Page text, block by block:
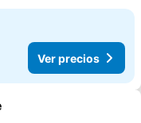
Ver precios
a favoritos